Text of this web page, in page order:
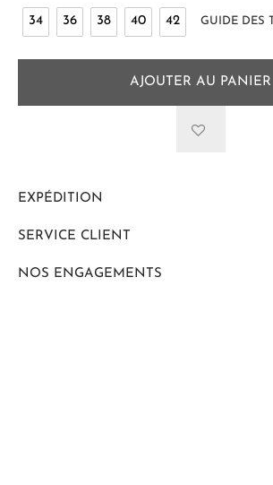
34 36 38 40 42 GUIDE DES
AJOUTER AU PANIER
EXPÉDITION
SERVICE CLIENT
NOS ENGAGEMENTS